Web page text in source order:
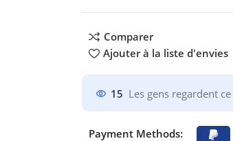
Comparer
Ajouter à la liste d'envies
15 Les gens regardent
Payment Methods: